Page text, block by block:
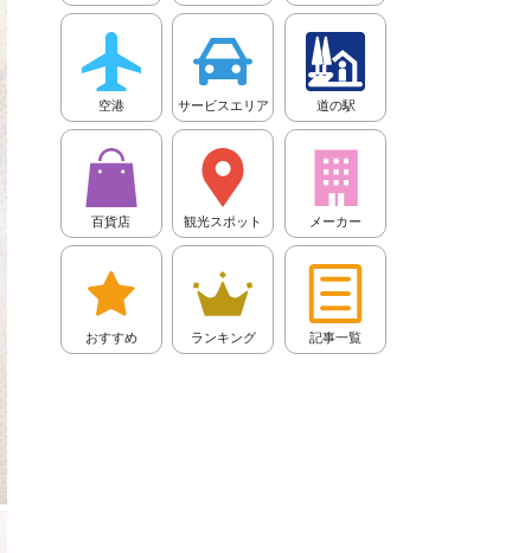
空港 サービスエリア 道の駅
百貨店 観光スポット メーカー
おすすめ ランキング 記事一覧